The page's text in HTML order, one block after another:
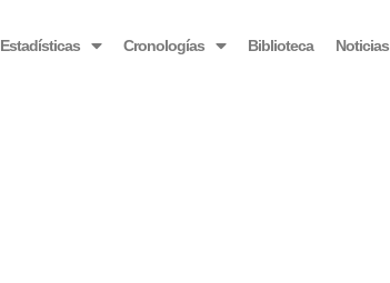
Estadísticas Cronologías Biblioteca Noticias